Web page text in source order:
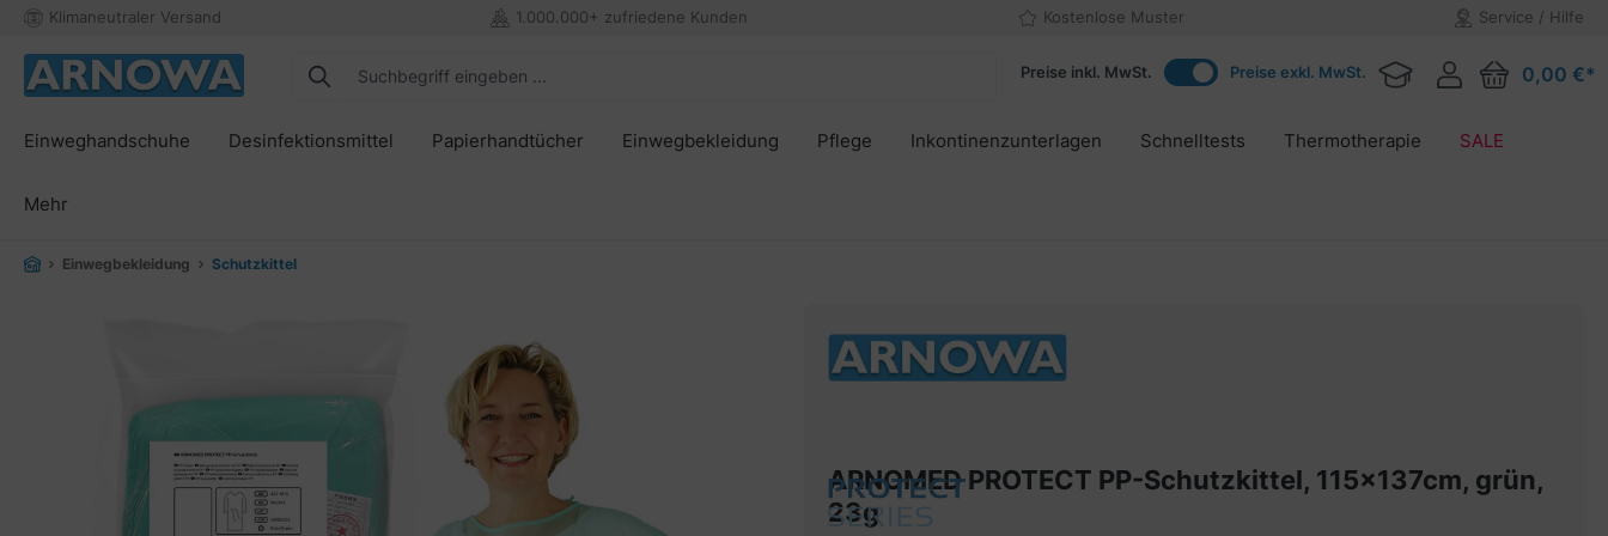
Zur Hauptnavigation springen
Klimaneutraler Versand 1.000.000+ zufriedene Kunden Kostenlose Muster Service / Hilfe
Preise inkl. MwSt. Preise exkl. MwSt. 0,00 €*
Einweghandschuhe Desinfektionsmittel Papierhandtücher Einwegbekleidung Pflege Inkontinenzunterlagen Schnelltests Thermotherapie SALE
Mehr
Einwegbekleidung Schutzkittel
ARNOMED PROTECT PP-Schutzkittel, 115x137cm, grün,
23g